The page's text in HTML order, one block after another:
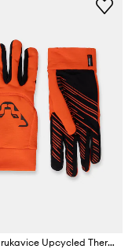
Dynafit rukavice Upcycled Thermal